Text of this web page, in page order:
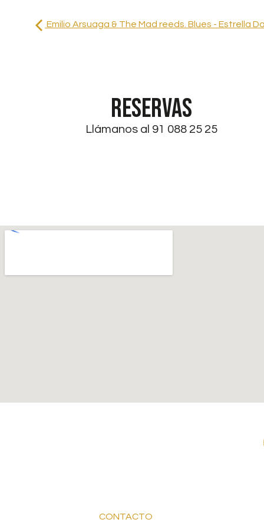
Emilio Arsuaga & The Mad reeds. Blues - Estrella
RESERVAS
Llámanos al 91 088 25 25
CONTACTO